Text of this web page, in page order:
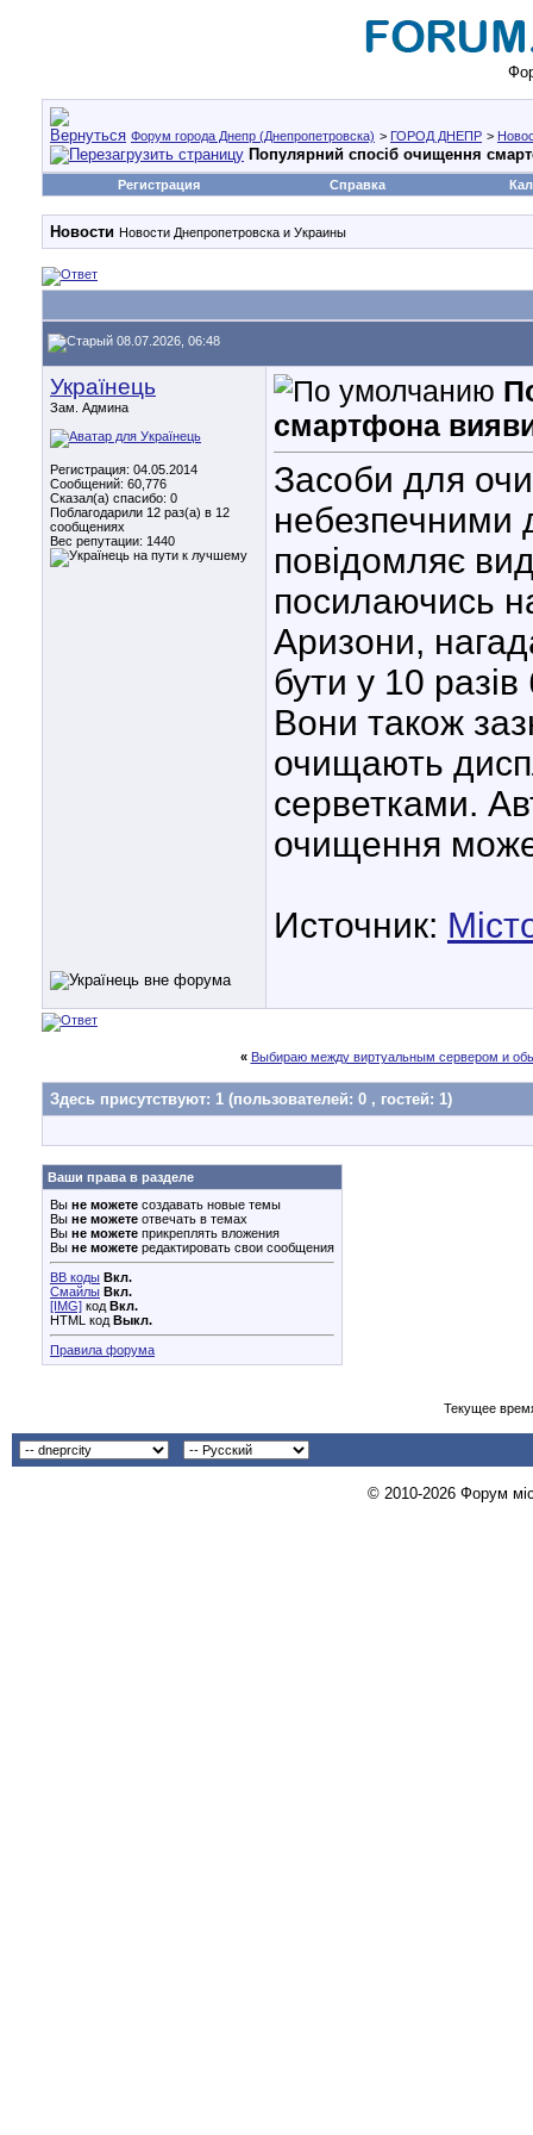
Форум города Днепр (Днепропетровска) > ГОРОД ДНЕПР >
Популярний спосіб очищення
Регистрация Справка
Новости Новости Днепропетровска и Украины
08.07.2026, 06:48
Українець
Зам. Админа
Регистрация: 04.05.2014
Сообщений: 60,776
Сказал(а) спасибо: 0
Поблагодарили 12 раз(а) в 12
сообщениях
Вес репутации: 1440
смартфона
Засоби для
небезпечними
повідомляє
посилаючись
Аризони,
бути у 10
Вони також
очищають
серветками.
очищення
Источник:
« Выбираю между виртуальным сервером и
Здесь присутствуют: 1 (пользователей: 0 , гостей: 1)
Ваши права в разделе
Вы не можете создавать новые темы
Вы не можете отвечать в темах
Вы не можете прикреплять вложения
Вы не можете редактировать свои сообщения
BB коды Вкл.
Смайлы Вкл.
[IMG] код Вкл.
HTML код Выкл.
Правила форума
Текущее
© 2010-2026 Форум